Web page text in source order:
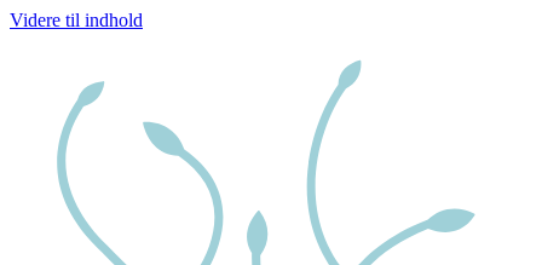
Videre til indhold